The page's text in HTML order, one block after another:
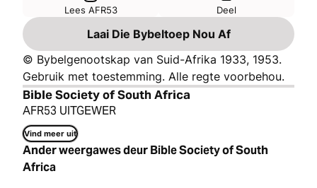
Lees AFR53 Deel
Laai Die Bybeltoep Nou Af
© Bybelgenootskap van Suid-Afrika 1933, 1953.
Gebruik met toestemming. Alle regte voorbehou.
Bible Society of South Africa
AFR53 UITGEWER
Vind meer uit
Ander weergawes deur Bible Society of South
Africa